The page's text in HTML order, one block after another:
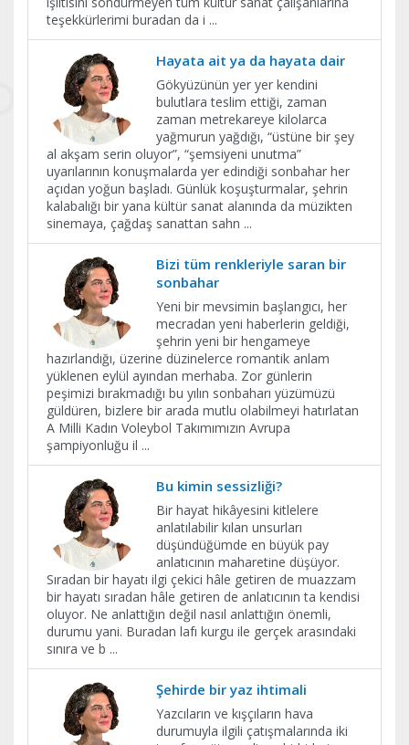
teşekkürlerimi buradan da i ...
Hayata ait ya da hayata dair
Gökyüzünün yer yer kendini
bulutlara teslim ettiği, zaman
zaman metrekareye kilolarca
yağmurun yağdığı, “üstüne bir şey
al akşam serin oluyor”, “şemsiyeni unutma”
uyarılarının konuşmalarda yer edindiği sonbahar her
açıdan yoğun başladı. Günlük koşuşturmalar, şehrin
kalabalığı bir yana kültür sanat alanında da müzikten
sinemaya, çağdaş sanattan sahn ...
Bizi tüm renkleriyle saran bir
sonbahar
Yeni bir mevsimin başlangıcı, her
mecradan yeni haberlerin geldiği,
şehrin yeni bir hengameye
hazırlandığı, üzerine düzinelerce romantik anlam
yüklenen eylül ayından merhaba. Zor günlerin
peşimizi bırakmadığı bu yılın sonbaharı yüzümüzü
güldüren, bizlere bir arada mutlu olabilmeyi hatırlatan
A Milli Kadın Voleybol Takımımızın Avrupa
şampiyonluğu il ...
Bu kimin sessizliği?
Bir hayat hikâyesini kitlelere
anlatılabilir kılan unsurları
düşündüğümde en büyük pay
anlatıcının maharetine düşüyor.
Sıradan bir hayatı ilgi çekici hâle getiren de muazzam
bir hayatı sıradan hâle getiren de anlatıcının ta kendisi
oluyor. Ne anlattığın değil nasıl anlattığın önemli,
durumu yani. Buradan lafı kurgu ile gerçek arasındaki
sınıra ve b ...
Şehirde bir yaz ihtimali
Yazcıların ve kışçıların hava
durumuyla ilgili çatışmalarında iki